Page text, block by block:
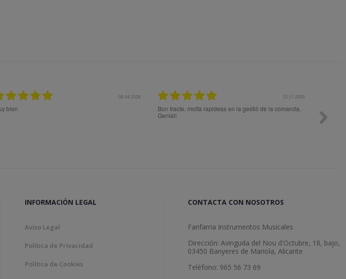
Bon tracte, molta rapidesa en la gestió de la comanda.
Todo ok
INFORMACIÓN LEGAL
Aviso Legal
Política de Privacidad
Política de Cookies
CONTACTA CON NOSOTROS
Fanfarria Instrumentos Musicales
Dirección: Avinguda del Nou d'Octubre, 18, bajo,
03450 Banyeres de Mariola, Alicante
Teléfono: 965 56 73 69